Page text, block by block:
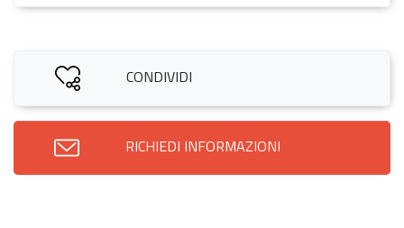
CONDIVIDI
RICHIEDI INFORMAZIONI